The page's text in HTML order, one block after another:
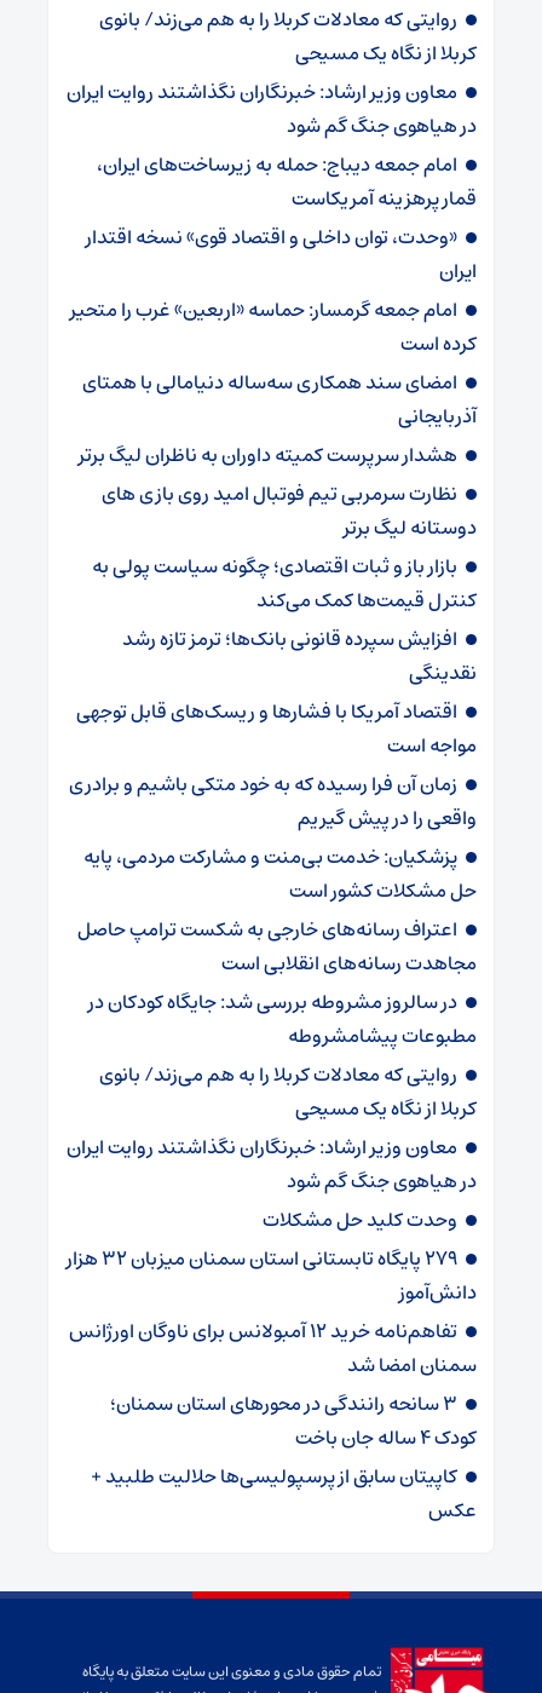
روایتی که معادلات کربلا را به هم می‌زند/ بانوی
کربلا از نگاه یک مسیحی
معاون وزیر ارشاد: خبرنگاران نگذاشتند روایت ایران
در هیاهوی جنگ گم شود
امام جمعه دیباج: حمله به زیرساخت‌های ایران،
قمار پرهزینه آمریکاست
«وحدت، توان داخلی و اقتصاد قوی» نسخه اقتدار
ایران
امام جمعه گرمسار: حماسه «اربعین» غرب را متحیر
کرده است
امضای سند همکاری سه‌ساله دنیامالی با همتای
آذربایجانی
هشدار سرپرست ‌کمیته داوران به ناظران لیگ برتر
نظارت سرمربی تیم‌ فوتبال امید روی بازی های
دوستانه لیگ برتر
بازار باز و ثبات اقتصادی؛ چگونه سیاست پولی به
کنترل قیمت‌ها کمک می‌کند
افزایش سپرده قانونی بانک‌ها؛ ترمز تازه رشد
نقدینگی
اقتصاد آمریکا با فشارها و ریسک‌های قابل توجهی
مواجه است
زمان آن فرا رسیده که به خود متکی باشیم و برادری
واقعی را در پیش گیریم
پزشکیان: خدمت بی‌منت و مشارکت مردمی، پایه
حل مشکلات کشور است
اعتراف رسانه‌های خارجی به شکست ترامپ حاصل
مجاهدت رسانه‌های انقلابی است
در سالروز مشروطه بررسی شد: جایگاه کودکان در
مطبوعات پیشامشروطه
روایتی که معادلات کربلا را به هم می‌زند/ بانوی
کربلا از نگاه یک مسیحی
معاون وزیر ارشاد: خبرنگاران نگذاشتند روایت ایران
در هیاهوی جنگ گم شود
وحدت کلید حل مشکلات
۲۷۹ پایگاه تابستانی استان سمنان میزبان ۳۲ هزار
دانش‌آموز
تفاهم‌نامه خرید ۱۲ آمبولانس برای ناوگان اورژانس
سمنان امضا شد
۳ سانحه رانندگی در محورهای استان سمنان؛
کودک ۴ ساله جان باخت
کاپیتان سابق از پرسپولیسی‌ها حلالیت طلبید +
عکس
تمام حقوق مادی و معنوی این سایت متعلق به پایگاه